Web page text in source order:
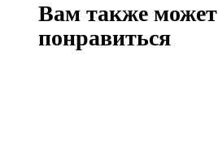
Вам также может
понравиться